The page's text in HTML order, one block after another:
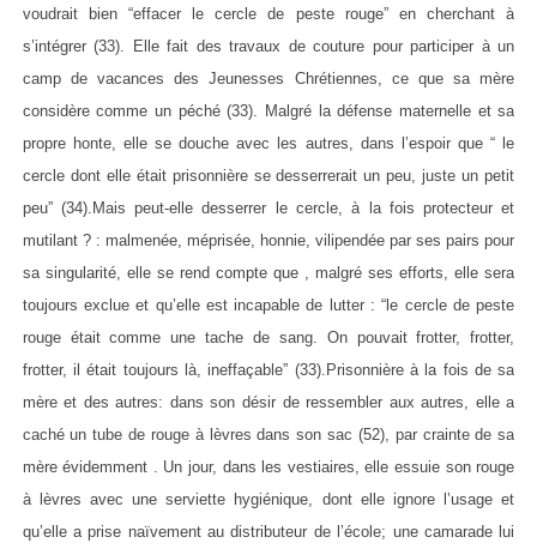
voudrait bien “effacer le cercle de peste rouge” en cherchant à
s’intégrer (33). Elle fait des travaux de couture pour participer à un
camp de vacances des Jeunesses Chrétiennes, ce que sa mère
considère comme un péché (33). Malgré la défense maternelle et sa
propre honte, elle se douche avec les autres, dans l’espoir que “ le
cercle dont elle était prisonnière se desserrerait un peu, juste un petit
peu” (34).Mais peut-elle desserrer le cercle, à la fois protecteur et
mutilant ? : malmenée, méprisée, honnie, vilipendée par ses pairs pour
sa singularité, elle se rend compte que , malgré ses efforts, elle sera
toujours exclue et qu’elle est incapable de lutter : “le cercle de peste
rouge était comme une tache de sang. On pouvait frotter, frotter,
frotter, il était toujours là, ineffaçable” (33).Prisonnière à la fois de sa
mère et des autres: dans son désir de ressembler aux autres, elle a
caché un tube de rouge à lèvres dans son sac (52), par crainte de sa
mère évidemment . Un jour, dans les vestiaires, elle essuie son rouge
à lèvres avec une serviette hygiénique, dont elle ignore l’usage et
qu’elle a prise naïvement au distributeur de l’école; une camarade lui